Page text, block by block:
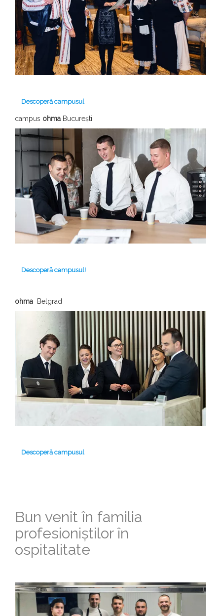
Descoperă campusul
campus ohma București
Descoperă campusul!
ohma Belgrad
Descoperă campusul
Bun venit în familia
profesioniștilor în
ospitalitate